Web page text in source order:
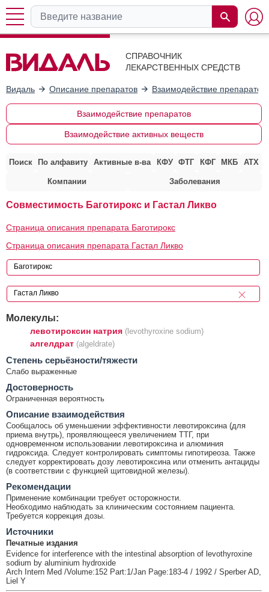
СПРАВОЧНИК
ЛЕКАРСТВЕННЫХ СРЕДСТВ
Видаль Описание препаратов Взаимодействие препаратов
Взаимодействие препаратов
Взаимодействие активных веществ
Поиск По алфавиту Активные в-ва КФУ ФТГ КФГ МКБ АТХ
Компании Заболевания
Совместимость Баготирокс и Гастал Ликво
Страница описания препарата Баготирокс
Страница описания препарата Гастал Ликво
Молекулы:
левотироксин натрия (levothyroxine sodium)
алгелдрат (algeldrate)
Cтепень серьёзности/тяжести
Слабо выраженные
Достоверность
Ограниченная вероятность
Описание взаимодействия
Сообщалось об уменьшении эффективности левотироксина (для
приема внутрь), проявляющееся увеличением ТТГ, при
одновременном использовании левотироксина и алюминия
гидроксида. Следует контролировать симптомы гипотиреоза. Также
следует корректировать дозу левотироксина или отменить антациды
(в соответствии с функцией щитовидной железы).
Рекомендации
Применение комбинации требует осторожности.
Необходимо наблюдать за клиническим состоянием пациента.
Требуется коррекция дозы.
Источники
Печатные издания
Evidence for interference with the intestinal absorption of levothyroxine
sodium by aluminium hydroxide
Arch Intern Med /Volume:152 Part:1/Jan Page:183-4 / 1992 / Sperber AD,
Liel Y